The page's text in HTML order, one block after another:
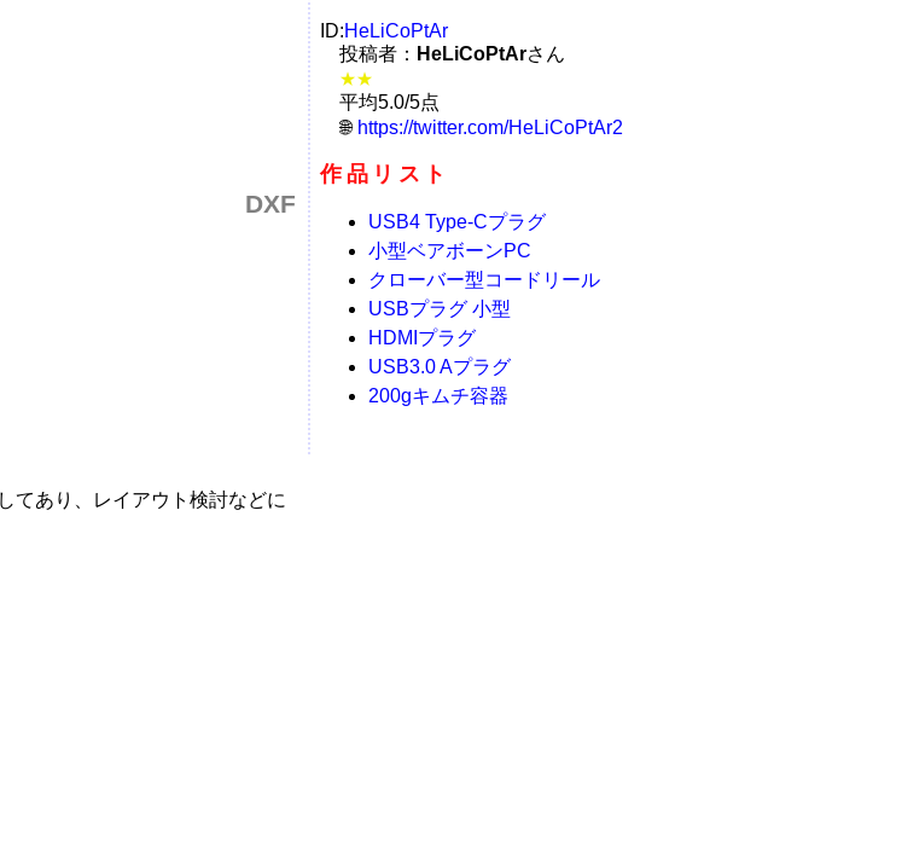
DXF
てあり、レイアウト検討などに
ID:HeLiCoPtAr
投稿者： HeLiCoPtArさん
★★
平均5.0/5点
https://twitter.com/HeLiCoPtAr2
作品リスト
USB4 Type-Cプラグ
小型ベアボーンPC
クローバー型コードリール
USBプラグ 小型
HDMIプラグ
USB3.0 Aプラグ
200gキムチ容器